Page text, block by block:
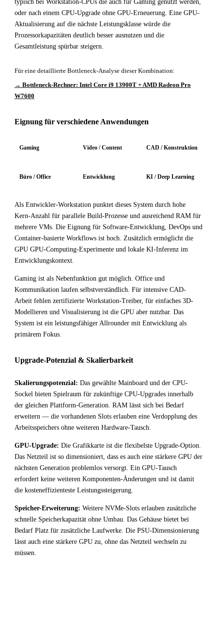
typisch bei Workstation-CPUs die auch für Gaming genutzt werden,
oder nach einem CPU-Upgrade ohne GPU-Erneuerung. Eine GPU-
Aktualisierung auf die nächste Leistungsklasse würde die
Prozessorkapazitäten deutlich besser ausnutzen und die
Gesamtleistung spürbar steigern.
Für eine detaillierte Bottleneck-Analyse dieser Kombination:
→ Bottleneck-Rechner: Intel Core i9 13900T + AMD Radeon Pro
W7600
Eignung für verschiedene Anwendungen
Gaming Video / Content CAD / Konstruktion
Büro / Office Entwicklung KI / Deep Learning
Als Entwickler-Workstation punktet dieses System durch hohe
Kern-Anzahl für parallele Build-Prozesse und ausreichend RAM für
mehrere VMs. Die Eignung für Software-Entwicklung, DevOps und
Container-basierte Workflows ist hoch. Zusätzlich ermöglicht die
GPU GPU-Computing-Experimente und lokale KI-Inferenz im
Entwicklungskontext.
Gaming ist als Nebenfunktion gut möglich. Office und
Kommunikation laufen selbstverständlich. Für intensive CAD-
Arbeit fehlen zertifizierte Workstation-Treiber, für einfaches 3D-
Modellieren und Visualisierung ist die GPU aber nutzbar. Das
System ist ein leistungsfähiger Allrounder mit Entwicklung als
primärem Fokus.
Upgrade-Potenzial & Skalierbarkeit
Skalierungspotenzial: Das gewählte Mainboard und der CPU-
Sockel bieten Spielraum für zukünftige CPU-Upgrades innerhalb
der gleichen Plattform-Generation. RAM lässt sich bei Bedarf
erweitern — die vorhandenen Slots erlauben eine Verdopplung des
Arbeitsspeichers ohne weiteren Hardware-Tausch.
GPU-Upgrade: Die Grafikkarte ist die flexibelste Upgrade-Option.
Das Netzteil ist so dimensioniert, dass es auch eine stärkere GPU der
nächsten Generation problemlos versorgt. Ein GPU-Tausch
erfordert keine weiteren Komponenten-Änderungen und ist damit
die kosteneffizienteste Leistungssteigerung.
Speicher-Erweiterung: Weitere NVMe-Slots erlauben zusätzliche
schnelle Speicherkapazität ohne Umbau. Das Gehäuse bietet bei
Bedarf Platz für zusätzliche Laufwerke. Die PSU-Dimensionierung
lässt auch eine stärkere GPU zu, ohne das Netzteil wechseln zu
müssen.